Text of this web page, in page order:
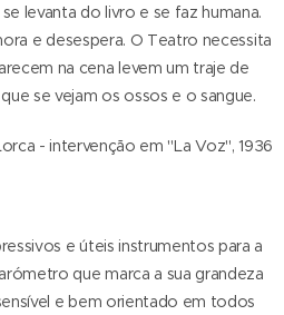
levanta do livro e se faz humana.
e desespera. O Teatro necessita
na cena levem um traje de
se vejam os ossos e o sangue.
- intervenção em "La Voz", 1936
e úteis instrumentos para a
que marca a sua grandeza
e bem orientado em todos